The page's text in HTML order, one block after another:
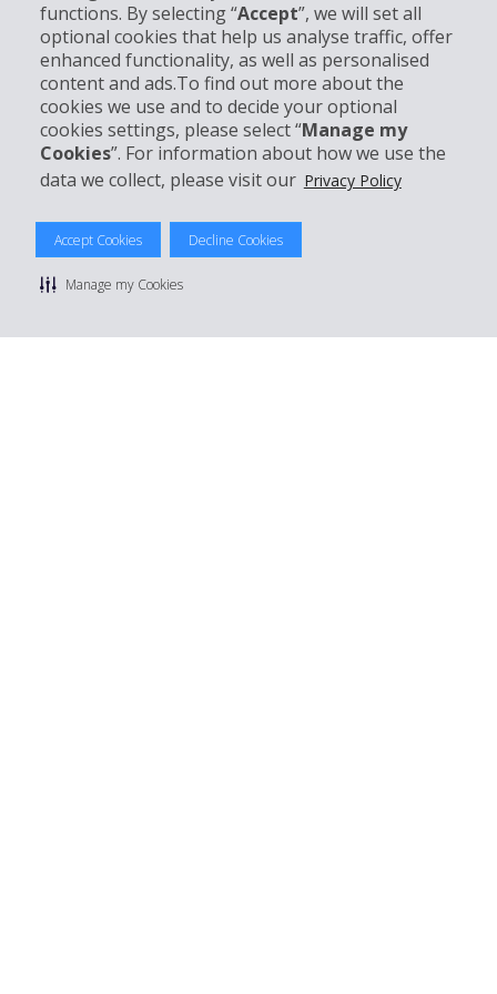
functions. By selecting “Accept”, we will set all
optional cookies that help us analyse traffic, offer
enhanced functionality, as well as personalised
content and ads.To find out more about the
cookies we use and to decide your optional
cookies settings, please select “Manage my
Cookies”. For information about how we use the
data we collect, please visit our Privacy Policy
Accept Cookies Decline Cookies
Manage my Cookies
Klantenservice
Boek bij Hertz
© 2026 The Hertz System, Inc.
Privacybeleid | Gebruiksvoorwaarden |
Sitemap